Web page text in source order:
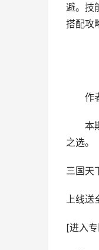
避。技
搭配攻
作者
本期
之选。
三国天
上线送
[进入